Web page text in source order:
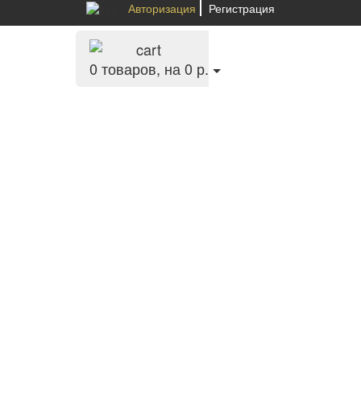
Авторизация Регистрация
0 товаров, на 0 р.